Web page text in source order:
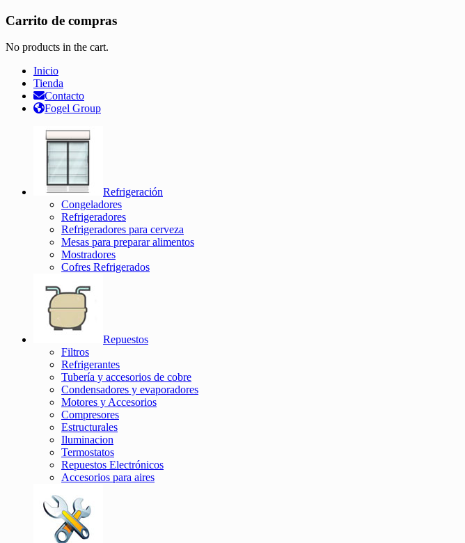
Carrito de compras
No products in the cart.
Inicio
Tienda
Contacto
Fogel Group
Refrigeración
Congeladores
Refrigeradores
Refrigeradores para cerveza
Mesas para preparar alimentos
Mostradores
Cofres Refrigerados
Repuestos
Filtros
Refrigerantes
Tubería y accesorios de cobre
Condensadores y evaporadores
Motores y Accesorios
Compresores
Estructurales
Iluminacion
Termostatos
Repuestos Electrónicos
Accesorios para aires